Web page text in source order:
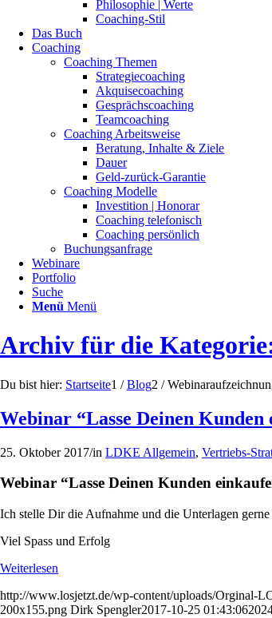
Philosophie | Werte
Coaching-Stil
Das Buch
Coaching
Coaching Themen
Strategiecoaching
Akquisecoaching
Gesprächscoaching
Teamcoaching
Coaching Arbeitsweise
Beratung, Inhalte & Ziele
Dauer
Geld-zurück-Garantie
Coaching Modelle
Investition | Honorar
Coaching telefonisch
Coaching persönlich
Buchungsanfrage
Webinare
Portfolio
Suche
Menü Menü
Archiv für die
Du bist hier: Startseite1 / Blog2 /
Webinar “Lasse Deinen
25. Oktober 2017/in LDKE Allgemein, Vertriebs-
Webinar “Lasse Deinen Kunden
Ich stelle Dir die Aufnahme und die Unterlagen
Viel Spass und Erfolg
Weiterlesen
http://www.losjetzt.de/wp-content/uploads/Orginal-
200x155.png Dirk Spengler2017-10-25 01:43:06